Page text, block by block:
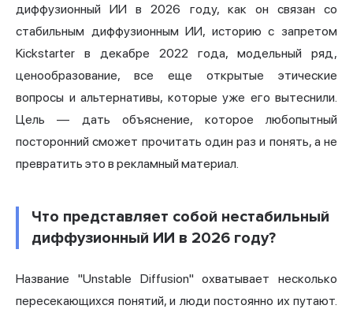
диффузионный ИИ в 2026 году, как он связан со
стабильным диффузионным ИИ, историю с запретом
Kickstarter в декабре 2022 года, модельный ряд,
ценообразование, все еще открытые этические
вопросы и альтернативы, которые уже его вытеснили.
Цель — дать объяснение, которое любопытный
посторонний сможет прочитать один раз и понять, а не
превратить это в рекламный материал.
Что представляет собой нестабильный
диффузионный ИИ в 2026 году?
Название "Unstable Diffusion" охватывает несколько
пересекающихся понятий, и люди постоянно их путают.